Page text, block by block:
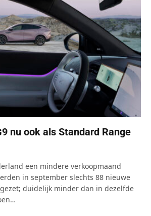
nu ook als Standard Range
een mindere verkoopmaand
in september slechts 88 nieuwe
gezet; duidelijk minder dan in dezelfde